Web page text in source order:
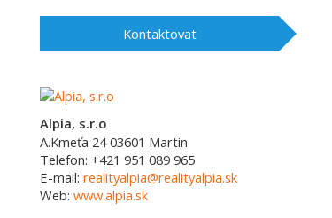
Kontaktovat
Alpia, s.r.o
A.Kmeťa 24 03601 Martin
Telefon: +421 951 089 965
E-mail: realityalpia@realityalpia.sk
Web: www.alpia.sk